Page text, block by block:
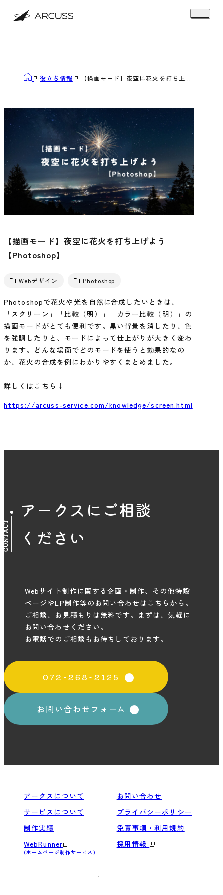
役立ち情報 【描画モード】夜空に花火を打ち上...
【描画モード】夜空に花火を打ち上げよう
【Photoshop】
Webデザイン Photoshop
Photoshopで花火や光を自然に合成したいときは、
「スクリーン」「比較（明）」「カラー比較（明）」の
描画モードがとても便利です。黒い背景を消したり、色
を強調したりと、モードによって仕上がりが大きく変わ
ります。どんな場面でどのモードを使うと効果的なの
か、花火の合成を例にわかりやすくまとめました。
詳しくはこちら↓
https://arcuss-service.com/knowledge/screen.html
アークスにご相談
ください
CONTACT
Webサイト制作に関する企画・制作、その他特設
ページやLP制作等のお問い合わせはこちらから。
ご相談、お見積もりは無料です。まずは、気軽に
お問い合わせください。
お電話でのご相談もお待ちしております。
072-268-2125
お問い合わせフォーム
アークスについて
サービスについて
制作実績
WebRunner
(ホームページ制作サービス)
お問い合わせ
プライバシーポリシー
免責事項・利用規約
採用情報